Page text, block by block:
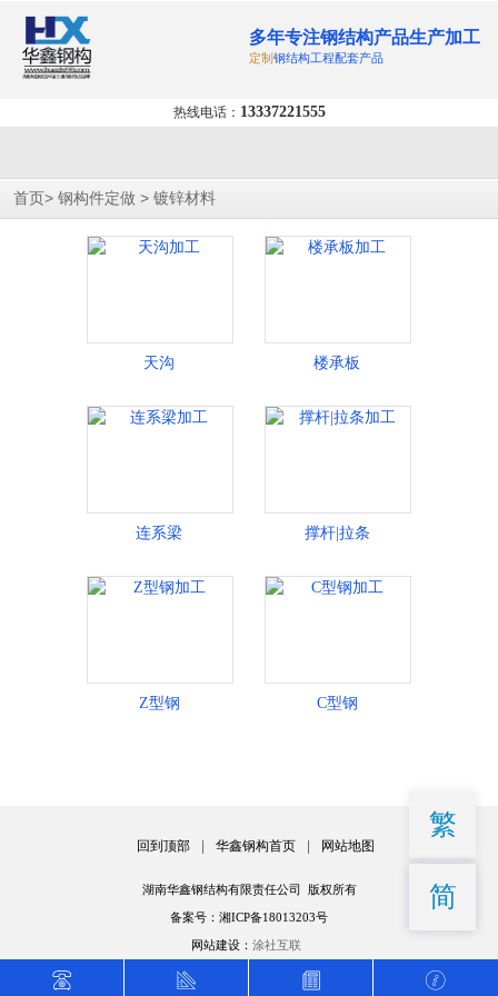
多年专注钢结构产品生产加工
定制钢结构工程配套产品
热线电话： 13337221555
首页> 钢构件定做 > 镀锌材料
天沟 楼承板
连系梁 撑杆|拉条
Z型钢 C型钢
回到顶部 | 华鑫钢构首页 | 网站地图
湖南华鑫钢结构有限责任公司 版权所有
备案号：湘ICP备18013203号
网站建设： 涂社互联
繁
简